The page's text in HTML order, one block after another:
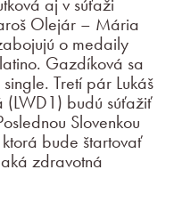
aj v súťaži
Olejár – Mária
o medaily
Gazdíková sa
Tretí pár Lukáš
budú súťažiť
Slovenkou
bude štartovať
zdravotná